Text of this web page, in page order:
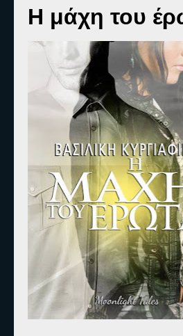
Η μάχη του